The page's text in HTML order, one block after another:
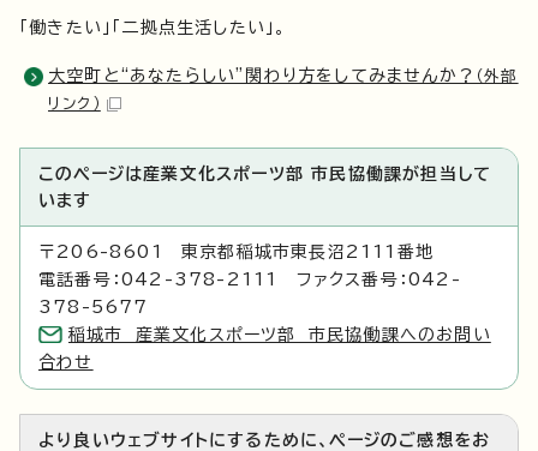
「働きたい」「二拠点生活したい」。
大空町と“あなたらしい”関わり方をしてみませんか？ （外部
リンク）
このページは産業文化スポーツ部 市民協働課が担当して
います
〒206-8601 東京都稲城市東長沼2111番地
電話番号：042-378-2111 ファクス番号：042-
378-5677
稲城市 産業文化スポーツ部 市民協働課へのお問い
合わせ
より良いウェブサイトにするために、ページのご感想をお